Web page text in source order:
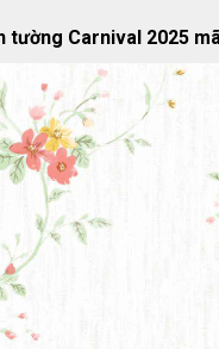
tường Carnival 2025